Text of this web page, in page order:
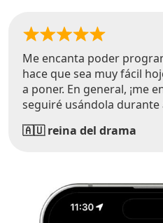
Me encanta poder
hace que sea muy fácil
a poner. En general, ¡me
seguiré usándola durante
🇦🇺 reina del drama